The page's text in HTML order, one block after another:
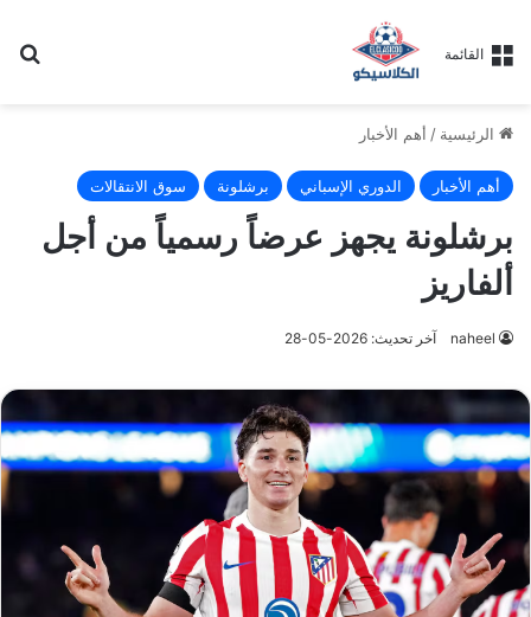
القائمة
الرئيسية / أهم الأخبار
أهم الأخبار الدوري الإسباني برشلونة سوق الانتقالات
برشلونة يجهز عرضاً رسمياً من أجل
ألفاريز
naheel آخر تحديث: 2026-05-28